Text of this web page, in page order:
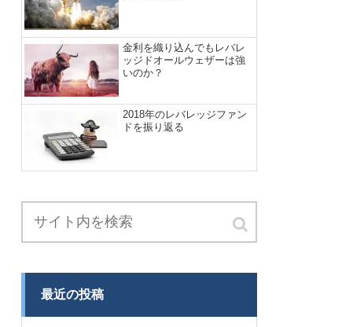
金利を織り込んでもレバレ
ッジドオールウェザーは強
いのか？
2018年のレバレッジファン
ドを振り返る
最近の投稿